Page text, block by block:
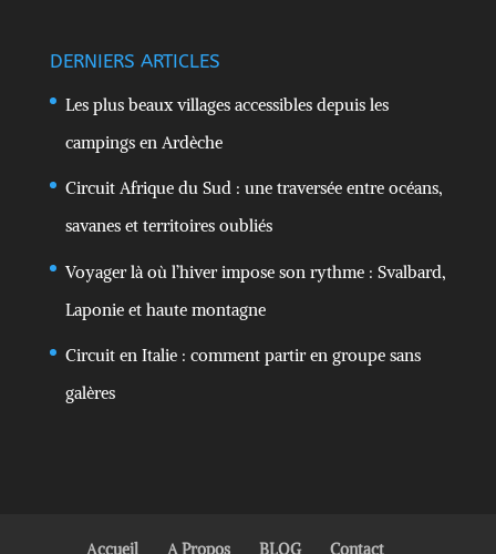
DERNIERS ARTICLES
Les plus beaux villages accessibles depuis les
campings en Ardèche
Circuit Afrique du Sud : une traversée entre océans,
savanes et territoires oubliés
Voyager là où l’hiver impose son rythme : Svalbard,
Laponie et haute montagne
Circuit en Italie : comment partir en groupe sans
galères
Accueil A Propos BLOG Contact